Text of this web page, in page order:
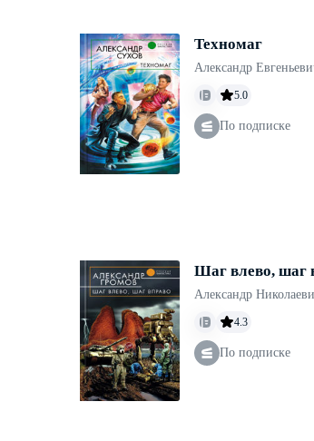
Техномаг
Александр
5.0
По подписке
Шаг влево, шаг
Александр
4.3
По подписке